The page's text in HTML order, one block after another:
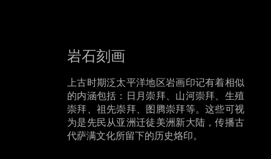
岩石刻画
上古时期泛太平洋地区岩画印记有着相似
的内涵包括：日月崇拜、山河崇拜、生殖
崇拜、祖先崇拜、图腾崇拜等。这些可视
为是先民从亚洲迁徒美洲新大陆，传播古
代萨满文化所留下的历史烙印。